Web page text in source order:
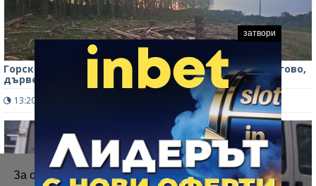
За осигуряване на правилното
Горски служители установиха незаконна сеч в Брегово,
дървесината е задържана /снимки/
13:20 ч.
затвори